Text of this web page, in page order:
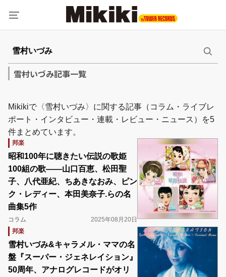
雪村いづみ記事一覧
Mikikiで〈雪村いづみ〉に関する記事（コラム・ライブレ
ポート・インタビュー・連載・レビュー・ニュース）を5
件まとめています。
邦楽
昭和100年に聴きたい伝説の歌姫
100組の歌――山口百恵、松田聖
子、八代亜紀、ちあきなおみ、ピン
ク・レディー、本田美奈子.らの名
曲集5作
コラム
2025年08月20日
邦楽
雪村いづみ&キャラメル・ママの名
盤『スーパー・ジェネレイション』
50周年、アナログレコードがオリ